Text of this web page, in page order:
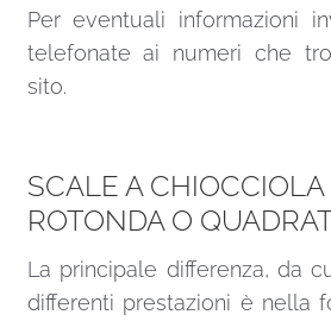
Per eventuali informazioni
telefonate ai numeri che
sito.
SCALE A
ROTONDA O
La principale differenza, da
differenti prestazioni è nella